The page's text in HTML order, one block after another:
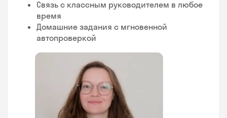
Связь с классным руководителем в любое
время
Домашние задания с мгновенной
автопроверкой